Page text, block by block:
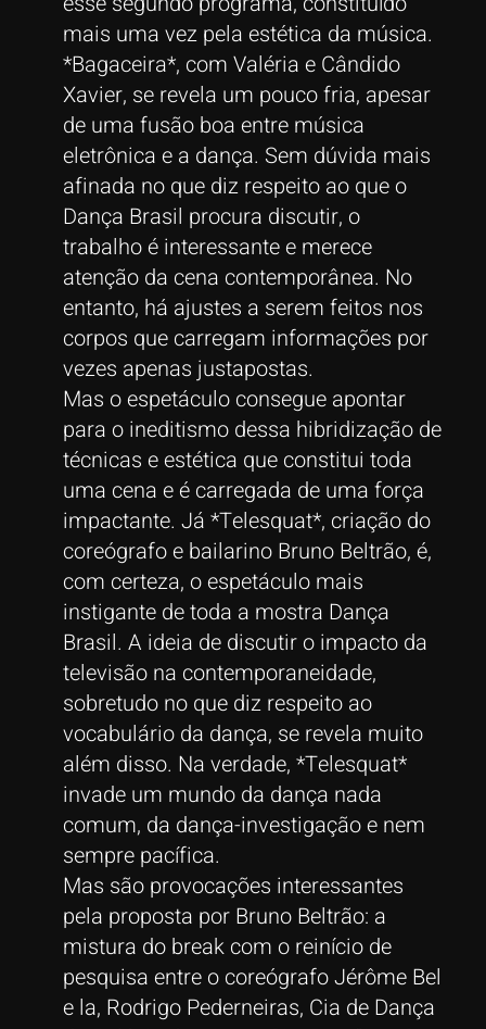
mais uma vez pela estética da música.
*Bagaceira*, com Valéria e Cândido
Xavier, se revela um pouco fria, apesar
de uma fusão boa entre música
eletrônica e a dança. Sem dúvida mais
afinada no que diz respeito ao que o
Dança Brasil procura discutir, o
trabalho é interessante e merece
atenção da cena contemporânea. No
entanto, há ajustes a serem feitos nos
corpos que carregam informações por
vezes apenas justapostas.
Mas o espetáculo consegue apontar
para o ineditismo dessa hibridização de
técnicas e estética que constitui toda
uma cena e é carregada de uma força
impactante. Já *Telesquat*, criação do
coreógrafo e bailarino Bruno Beltrão, é,
com certeza, o espetáculo mais
instigante de toda a mostra Dança
Brasil. A ideia de discutir o impacto da
televisão na contemporaneidade,
sobretudo no que diz respeito ao
vocabulário da dança, se revela muito
além disso. Na verdade, *Telesquat*
invade um mundo da dança nada
comum, da dança-investigação e nem
sempre pacífica.
Mas são provocações interessantes
pela proposta por Bruno Beltrão: a
mistura do break com o reinício de
pesquisa entre o coreógrafo Jérôme Bel
e la, Rodrigo Pederneiras, Cia de Dança